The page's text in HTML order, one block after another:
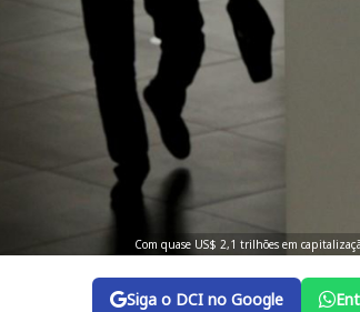
Com quase US$ 2,1 trilhões em
Siga o DCI no Google